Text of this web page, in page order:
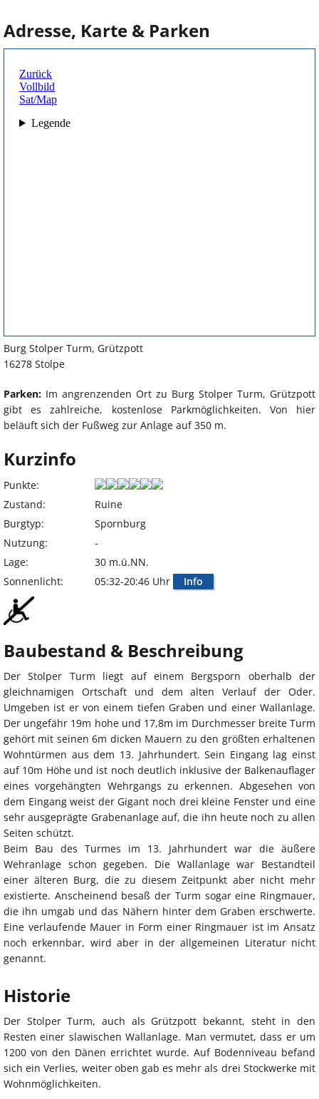
Adresse, Karte & Parken
Burg Stolper Turm, Grützpott
16278 Stolpe
Parken: Im angrenzenden Ort zu Burg Stolper Turm, Grützpott
gibt es zahlreiche, kostenlose Parkmöglichkeiten. Von hier
beläuft sich der Fußweg zur Anlage auf 350 m.
Kurzinfo
Punkte:
Zustand:
Ruine
Burgtyp:
Spornburg
Nutzung:
-
Lage:
30 m.ü.NN.
Sonnenlicht:
05:32-20:46 Uhr Info
Baubestand & Beschreibung
Der Stolper Turm liegt auf einem Bergsporn oberhalb der
gleichnamigen Ortschaft und dem alten Verlauf der Oder.
Umgeben ist er von einem tiefen Graben und einer Wallanlage.
Der ungefähr 19m hohe und 17,8m im Durchmesser breite Turm
gehört mit seinen 6m dicken Mauern zu den größten erhaltenen
Wohntürmen aus dem 13. Jahrhundert. Sein Eingang lag einst
auf 10m Höhe und ist noch deutlich inklusive der Balkenauflager
eines vorgehängten Wehrgangs zu erkennen. Abgesehen von
dem Eingang weist der Gigant noch drei kleine Fenster und eine
sehr ausgeprägte Grabenanlage auf, die ihn heute noch zu allen
Seiten schützt.
Beim Bau des Turmes im 13. Jahrhundert war die äußere
Wehranlage schon gegeben. Die Wallanlage war Bestandteil
einer älteren Burg, die zu diesem Zeitpunkt aber nicht mehr
existierte. Anscheinend besaß der Turm sogar eine Ringmauer,
die ihn umgab und das Nähern hinter dem Graben erschwerte.
Eine verlaufende Mauer in Form einer Ringmauer ist im Ansatz
noch erkennbar, wird aber in der allgemeinen Literatur nicht
genannt.
Historie
Der Stolper Turm, auch als Grützpott bekannt, steht in den
Resten einer slawischen Wallanlage. Man vermutet, dass er um
1200 von den Dänen errichtet wurde. Auf Bodenniveau befand
sich ein Verlies, weiter oben gab es mehr als drei Stockwerke mit
Wohnmöglichkeiten.